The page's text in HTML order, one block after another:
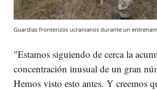
Guardias fronterizos ucranianos durante un
"Estamos siguiendo de cerca la
concentración inusual de un gran
Hemos visto esto antes. Y creemos